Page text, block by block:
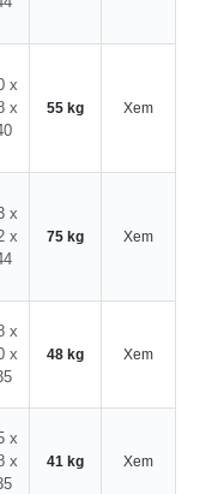
x
x
55 kg Xem
x
x
75 kg Xem
x
x
48 kg Xem
x
x
41 kg Xem